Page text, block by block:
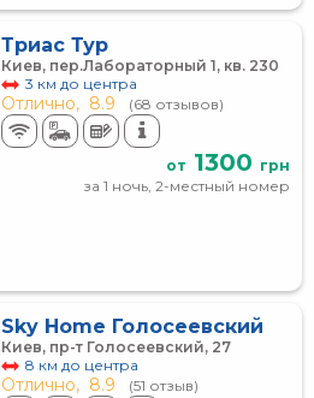
Триас Тур
Киев, пер.Лабораторный 1, кв. 230
3 км до центра
Отлично, 8.9 (68 отзывов)
от 1300 грн
за 1 ночь, 2-местный номер
Sky Home Голосеевский
Киев, пр-т Голосеевский, 27
8 км до центра
Отлично, 8.9 (51 отзыв)